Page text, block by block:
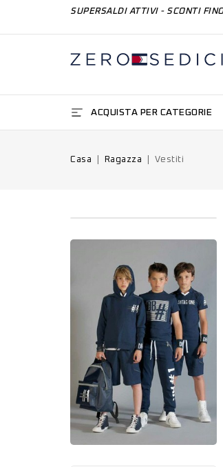
SUPERSALDI ATTIVI - SCONTI
ACQUISTA PER CATEGORIE
Casa Ragazza Vestiti